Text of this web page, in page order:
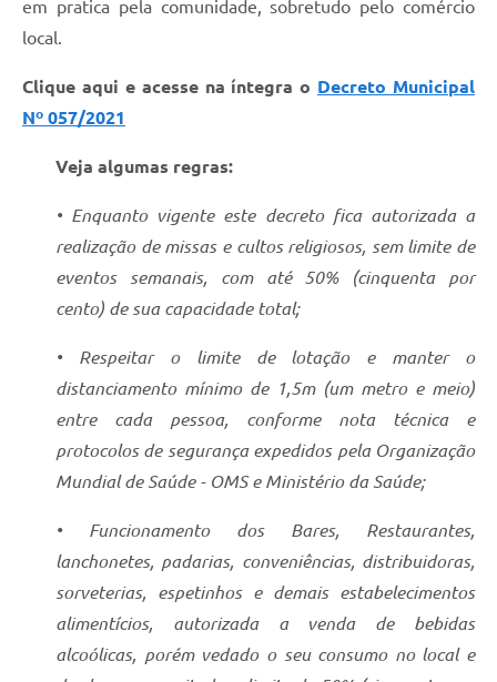
em pratica pela comunidade, sobretudo pelo comércio
local.
Clique aqui e acesse na íntegra o Decreto Municipal
Nº 057/2021
Veja algumas regras:
• Enquanto vigente este decreto fica autorizada a
realização de missas e cultos religiosos, sem limite de
eventos semanais, com até 50% (cinquenta por
cento) de sua capacidade total;
• Respeitar o limite de lotação e manter o
distanciamento mínimo de 1,5m (um metro e meio)
entre cada pessoa, conforme nota técnica e
protocolos de segurança expedidos pela Organização
Mundial de Saúde - OMS e Ministério da Saúde;
• Funcionamento dos Bares, Restaurantes,
lanchonetes, padarias, conveniências, distribuidoras,
sorveterias, espetinhos e demais estabelecimentos
alimentícios, autorizada a venda de bebidas
alcoólicas, porém vedado o seu consumo no local e